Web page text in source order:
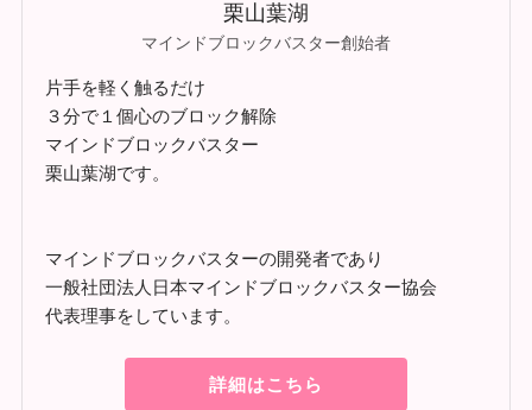
栗山葉湖
マインドブロックバスター創始者
片手を軽く触るだけ
３分で１個心のブロック解除
マインドブロックバスター
栗山葉湖です。
マインドブロックバスターの開発者であり
一般社団法人日本マインドブロックバスター協会
代表理事をしています。
詳細はこちら